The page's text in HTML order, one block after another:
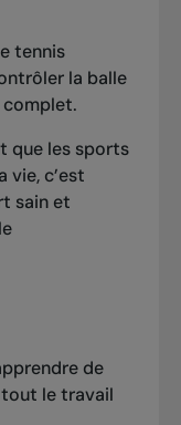
tennis
la balle
complet.
que les sports
vie, c’est
sain et
de
le travail